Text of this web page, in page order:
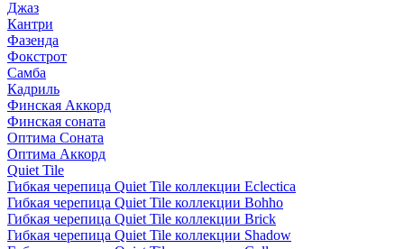
Джаз
Кантри
Фазенда
Фокстрот
Самба
Кадриль
Финская Аккорд
Финская соната
Оптима Соната
Оптима Аккорд
Quiet Tile
Гибкая черепица Quiet Tile коллекции Eclectica
Гибкая черепица Quiet Tile коллекции Bohho
Гибкая черепица Quiet Tile коллекции Brick
Гибкая черепица Quiet Tile коллекции Shadow